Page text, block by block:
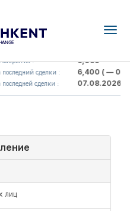
(<O'zmetkombinat> AJ)
: 6,099
последний сделки : 6,400( — 0.0 )
последней сделки : 07.08.2026
лиц